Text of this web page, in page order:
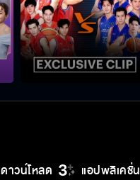
ดาวน์โหลด แอปพลิเคชั่น